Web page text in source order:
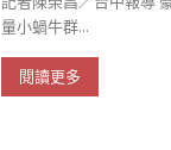
量小蝸牛群...
閱讀更多